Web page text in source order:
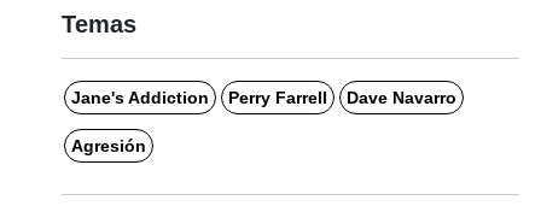
Temas
Jane's Addiction Perry Farrell Dave Navarro
Agresión